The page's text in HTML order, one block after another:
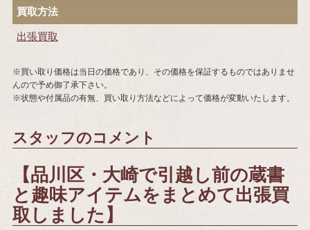
買取方法
出張買取
※買い取り価格は当日の価格であり、その価格を保証するものではありませ
んので予め御了承下さい。
※状態や付属品の有無、買い取り方法などによって価格が変動いたします。
スタッフのコメント
【品川区・大崎で引越し前の蔵書
と趣味アイテムをまとめて出張買
取しました】